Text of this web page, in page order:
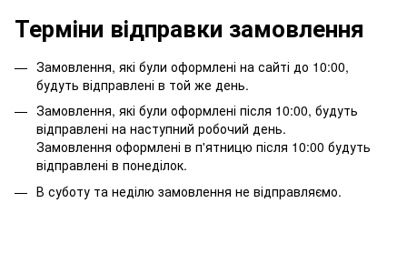
Терміни відправки замовлення
Замовлення, які були оформлені на сайті до 10:00,
будуть відправлені в той же день.
Замовлення, які були оформлені після 10:00, будуть
відправлені на наступний робочий день.
Замовлення оформлені в п'ятницю після 10:00 будуть
відправлені в понеділок.
В суботу та неділю замовлення не відправляємо.